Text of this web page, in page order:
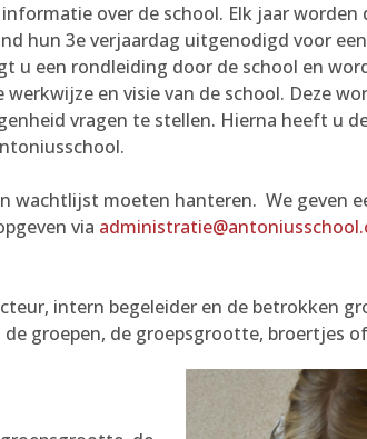
over de school. Elk jaar worden
hun 3e verjaardag uitgenodigd voor
u een rondleiding door de school en
en visie van de school. Deze
vragen te stellen. Hierna heeft u
wachtlijst moeten hanteren. We geven
via
intern begeleider en de betrokken
groepen, de groepsgrootte, broertjes